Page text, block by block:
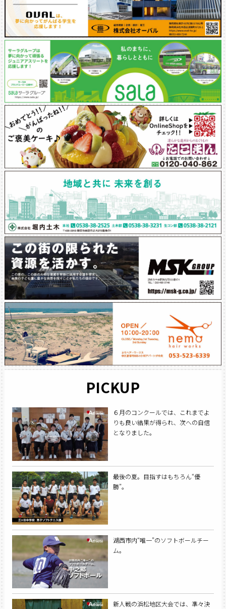
PICKUP
６月のコンクールでは、これまでよ
りも良い結果が得られ、次への自信
となりました。
最後の夏。目指すはもちろん“優
勝”。
湖西市内“唯一”のソフトボールチー
ム。
新人戦の浜松地区大会では、準々決